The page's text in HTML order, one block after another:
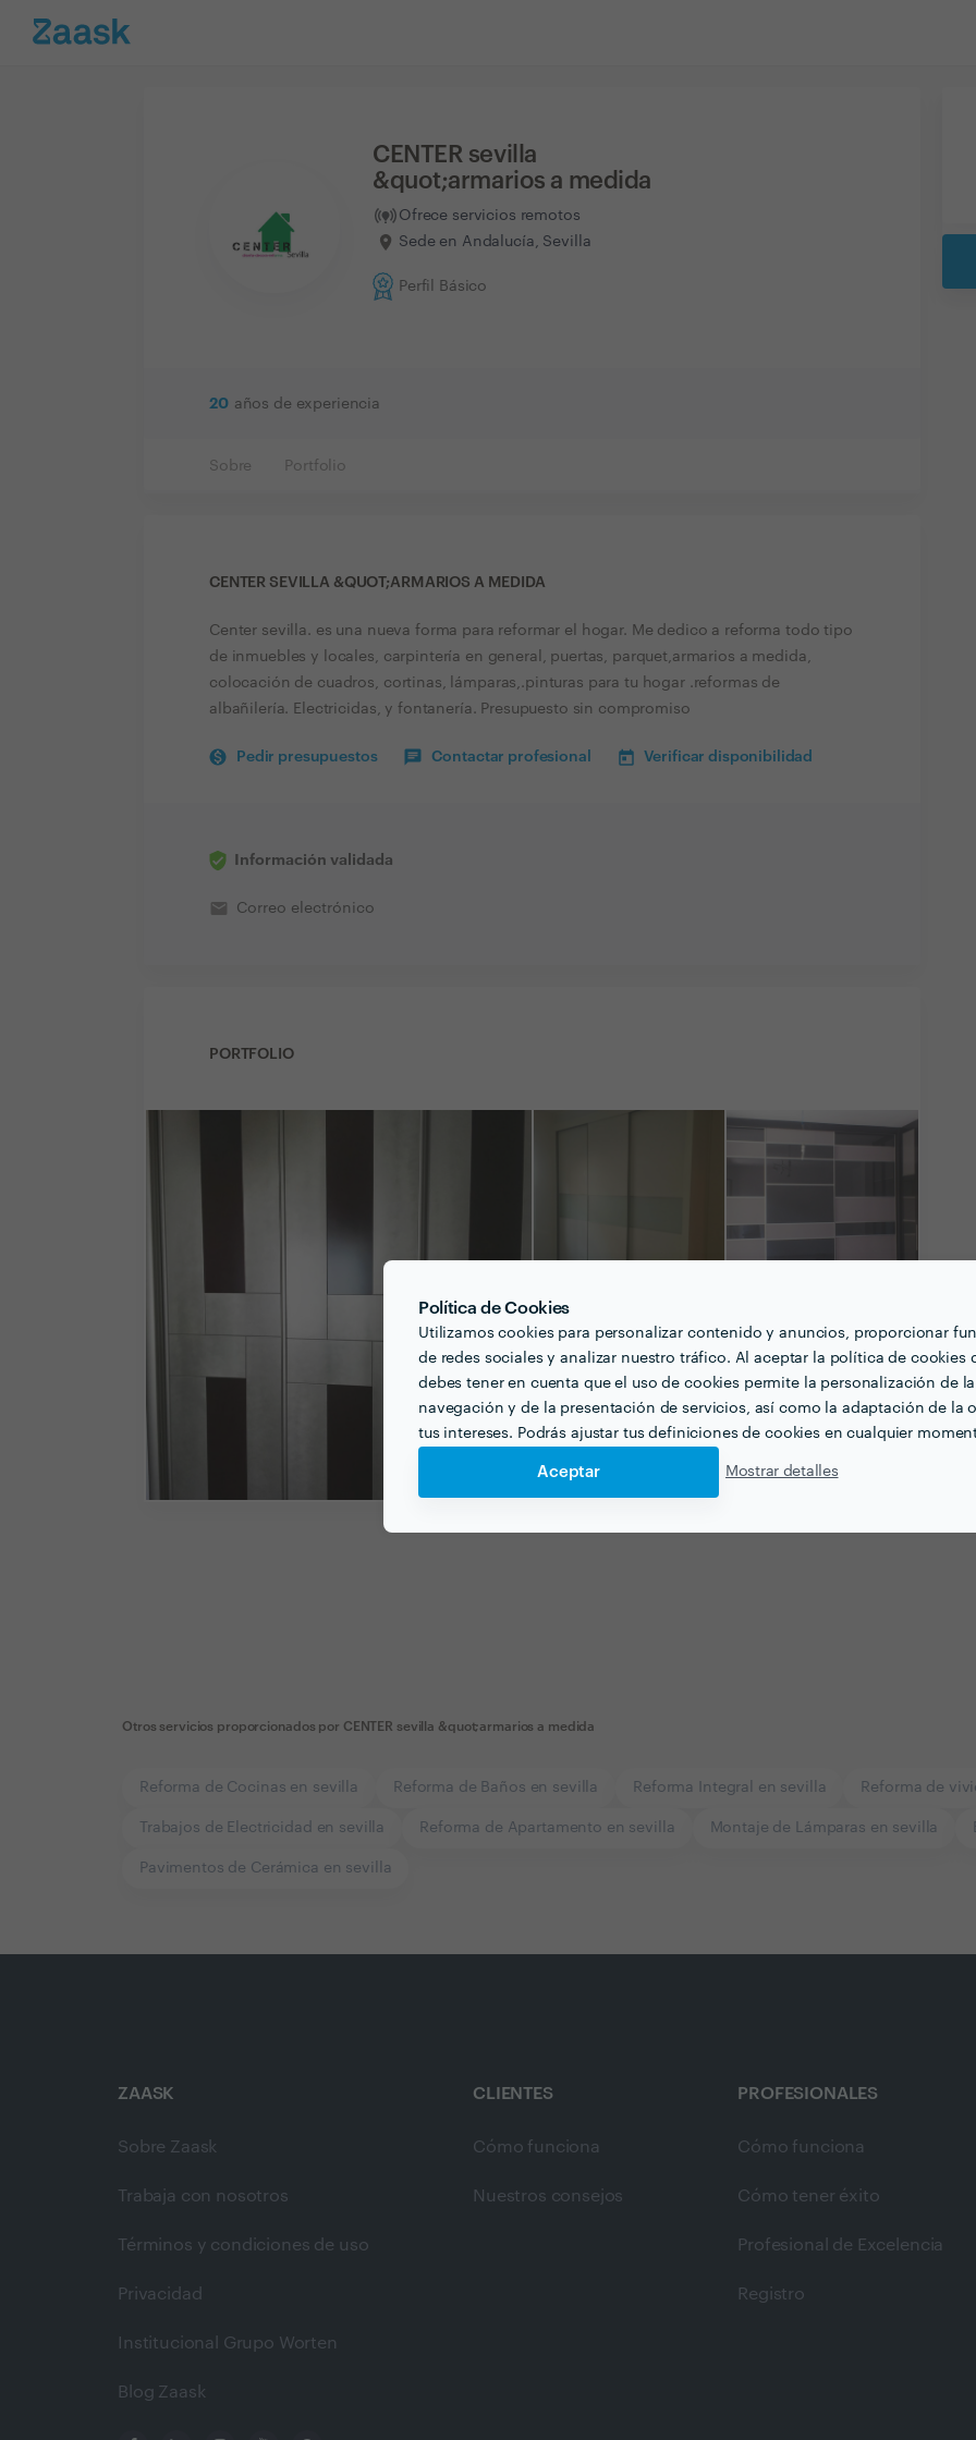
Política de Cookies
Utilizamos cookies para personalizar contenido y anuncios, proporcionar
de redes sociales y analizar nuestro tráfico. Al aceptar la política de cookies
debes tener en cuenta que el uso de cookies permite la personalización de la
navegación y de la presentación de servicios, así como la adaptación de la
tus intereses. Podrás ajustar tus definiciones de cookies en cualquier
Aceptar Mostrar detalles
CENTER sevilla
&quot;armarios a medida
Ofrece servicios remotos
Sede en Andalucía, Sevilla
Perfil Básico
20 años de experiencia
Sobre Portfolio
CENTER SEVILLA &QUOT;ARMARIOS A MEDIDA
Center sevilla. es una nueva forma para reformar el hogar. Me dedico a reforma todo tipo
de inmuebles y locales, carpintería en general, puertas, parquet,armarios a medida,
colocación de cuadros, cortinas, lámparas,.pinturas para tu hogar .reformas de
albañilería. Electricidas, y fontanería. Presupuesto sin compromiso
Pedir presupuestos Contactar profesional Verificar disponibilidad
Información validada
email Correo electrónico
PORTFOLIO
Ver todas las
Otros servicios proporcionados por CENTER sevilla &quot;armarios a medida
Reforma de Cocinas en sevilla Reforma de Baños en sevilla Reforma Integral en sevilla Reforma de
Trabajos de Electricidad en sevilla Reforma de Apartamento en sevilla Montaje de Lámparas en sevilla
Pavimentos de Cerámica en sevilla
ZAASK
Sobre Zaask
Trabaja con nosotros
Términos y condiciones de uso
Privacidad
Institucional Grupo Worten
Blog Zaask
CLIENTES
Cómo funciona
Nuestros consejos
PROFESIONALES
Cómo funciona
Cómo tener éxito
Profesional de Excelencia
Registro